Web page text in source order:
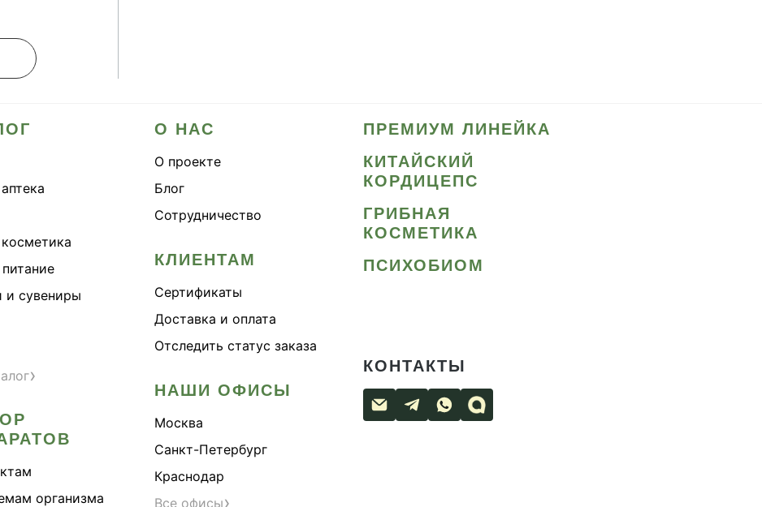
и сувениры
›
организма
О НАС
О проекте
Блог
Сотрудничество
КЛИЕНТАМ
Сертификаты
Доставка и оплата
Отследить статус заказа
НАШИ ОФИСЫ
Москва
Санкт-Петербург
Краснодар
Все офисы
ПРЕМИУМ ЛИНЕЙКА
КИТАЙСКИЙ
КОРДИЦЕПС
ГРИБНАЯ
КОСМЕТИКА
ПСИХОБИОМ
КОНТАКТЫ